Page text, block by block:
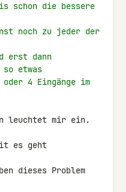
schon die bessere
noch zu jeder der
erst dann
so etwas
4 Eingänge im
leuchtet mir ein.
es geht
dieses Problem